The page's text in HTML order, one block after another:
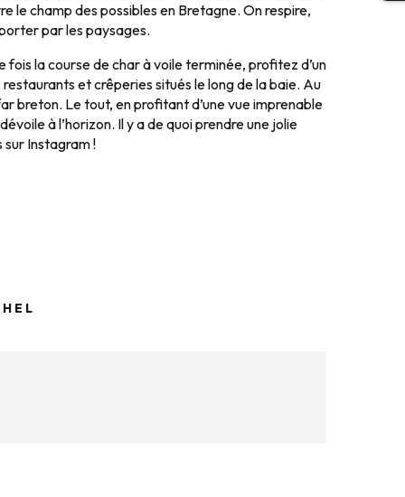
le champ des possibles en Bretagne. On respire,
par les paysages.
fois la course de char à voile terminée, profitez d’un
restaurants et crêperies situés le long de la baie. Au
breton. Le tout, en profitant d’une vue imprenable
à l’horizon. Il y a de quoi prendre une jolie
Instagram !